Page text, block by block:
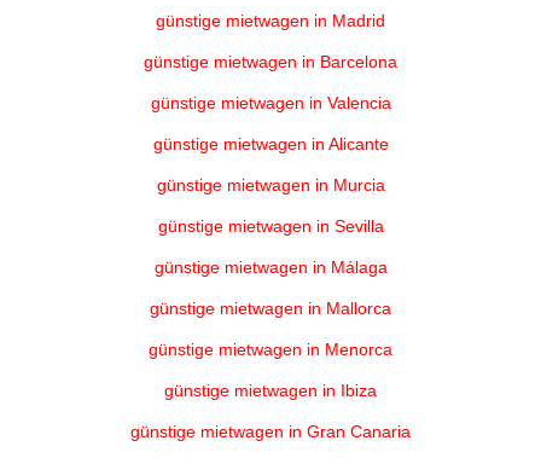
günstige mietwagen in Madrid
günstige mietwagen in Barcelona
günstige mietwagen in Valencia
günstige mietwagen in Alicante
günstige mietwagen in Murcia
günstige mietwagen in Sevilla
günstige mietwagen in Málaga
günstige mietwagen in Mallorca
günstige mietwagen in Menorca
günstige mietwagen in Ibiza
günstige mietwagen in Gran Canaria